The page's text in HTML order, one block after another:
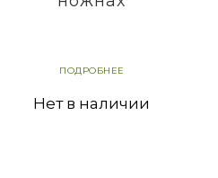
ПОДРОБНЕЕ
Нет в наличии